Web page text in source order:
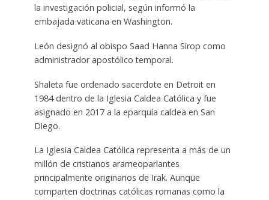
la investigación policial, según informó la
embajada vaticana en Washington.
León designó al obispo Saad Hanna Sirop como
administrador apostólico temporal.
Shaleta fue ordenado sacerdote en Detroit en
1984 dentro de la Iglesia Caldea Católica y fue
asignado en 2017 a la eparquía caldea en San
Diego.
La Iglesia Caldea Católica representa a más de un
millón de cristianos arameoparlantes
principalmente originarios de Irak. Aunque
comparten doctrinas católicas romanas como la